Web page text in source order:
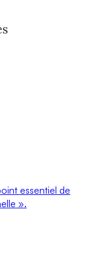
essentiel de
».